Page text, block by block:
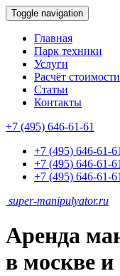
Toggle navigation
Главная
Парк техники
Услуги
Расчёт стоимости
Статьи
Контакты
+7 (495) 646-61-61
+7 (495) 646-61-61
+7 (495) 646-61-61
+7 (495) 646-61-61
super-manipulyator.ru
Аренда
в москве и